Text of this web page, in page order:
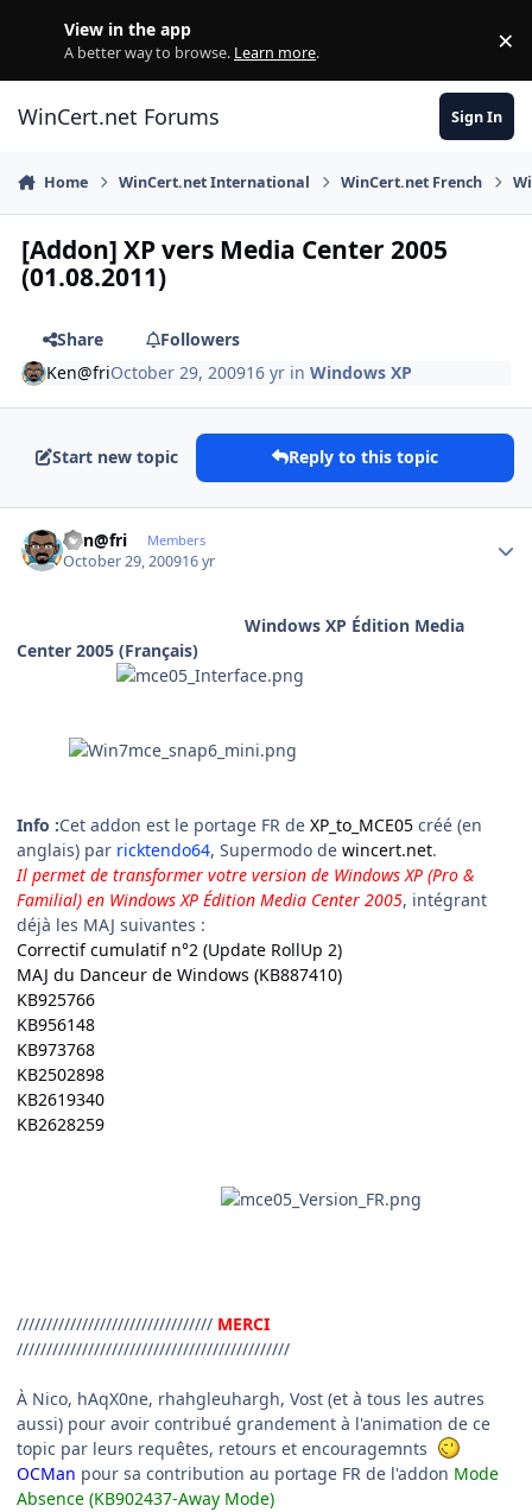
View in the app
A better way to browse. Learn more. ×
WinCert.net Forums Sign In
Home WinCert.net International WinCert.net French
[Addon] XP vers Media Center 2005
(01.08.2011)
Share
Followers
Ken@friOctober 29, 200916 yr inWindows XP
Start new topic Reply to this topic
Ken@fri Members
October 29, 200916 yr
Windows XP Édition Media
Center 2005 (Français)
Info :Cet addon est le portage FR de XP_to_MCE05 créé (en
anglais) par ricktendo64, Supermodo de wincert.net.
Il permet de transformer votre version de Windows XP (Pro &
Familial) en Windows XP Édition Media Center 2005, intégrant
déjà les MAJ suivantes :
Correctif cumulatif n°2 (Update RollUp 2)
MAJ du Danceur de Windows (KB887410)
KB925766
KB956148
KB973768
KB2502898
KB2619340
KB2628259
///////////////////////////////// MERCI
//////////////////////////////////////////////
À Nico, hAqX0ne, rhahgleuhargh, Vost (et à tous les autres
aussi) pour avoir contribué grandement à l'animation de ce
topic par leurs requêtes, retours et encouragemnts
OCMan pour sa contribution au portage FR de l'addon Mode
Absence (KB902437-Away Mode)